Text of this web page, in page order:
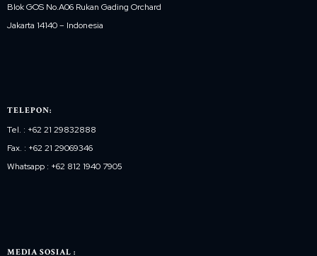
Blok GOS No.A06 Rukan Gading Orchard
Jakarta 14140 – Indonesia
TELEPON:
Tel. : +62 21 29832888
Fax. : +62 21 29069346
Whatsapp : +62 812 1940 7905
MEDIA SOSIAL :